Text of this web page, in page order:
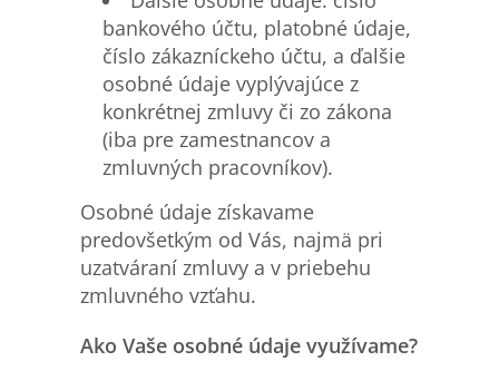
bankového účtu, platobné údaje,
číslo zákazníckeho účtu, a ďalšie
osobné údaje vyplývajúce z
konkrétnej zmluvy či zo zákona
(iba pre zamestnancov a
zmluvných pracovníkov).
Osobné údaje získavame
predovšetkým od Vás, najmä pri
uzatváraní zmluvy a v priebehu
zmluvného vzťahu.
Ako Vaše osobné údaje využívame?